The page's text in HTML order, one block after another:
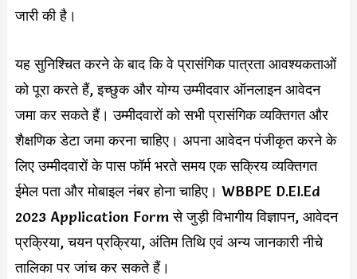
जारी की है।
यह सुनिश्चित करने के बाद कि वे प्रासंगिक पात्रता आवश्यकताओं
को पूरा करते हैं, इच्छुक और योग्य उम्मीदवार ऑनलाइन आवेदन
जमा कर सकते हैं। उम्मीदवारों को सभी प्रासंगिक व्यक्तिगत और
शैक्षणिक डेटा जमा करना चाहिए। अपना आवेदन पंजीकृत करने के
लिए उम्मीदवारों के पास फॉर्म भरते समय एक सक्रिय व्यक्तिगत
ईमेल पता और मोबाइल नंबर होना चाहिए। WBBPE D.El.Ed
2023 Application Form से जुड़ी विभागीय विज्ञापन, आवेदन
प्रक्रिया, चयन प्रक्रिया, अंतिम तिथि एवं अन्य जानकारी नीचे
तालिका पर जांच कर सकते हैं।